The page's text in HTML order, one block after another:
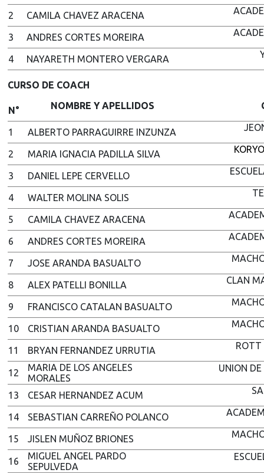
2 CAMILA CHAVEZ ARACENA
3 ANDRES CORTES MOREIRA
4 NAYARETH MONTERO VERGARA
CURSO DE COACH
N° NOMBRE Y APELLIDOS
1 ALBERTO PARRAGUIRRE INZUNZA
2 MARIA IGNACIA PADILLA SILVA
3 DANIEL LEPE CERVELLO
4 WALTER MOLINA SOLIS
5 CAMILA CHAVEZ ARACENA
6 ANDRES CORTES MOREIRA
7 JOSE ARANDA BASUALTO
8 ALEX PATELLI BONILLA CLAN
9 FRANCISCO CATALAN BASUALTO
10 CRISTIAN ARANDA BASUALTO
11 BRYAN FERNANDEZ URRUTIA ROTT
12
MARIA DE LOS ANGELES
MORALES
UNION DE
13 CESAR HERNANDEZ ACUM
14 SEBASTIAN CARREÑO POLANCO
15 JISLEN MUÑOZ BRIONES
16
MIGUEL ANGEL PARDO
SEPULVEDA